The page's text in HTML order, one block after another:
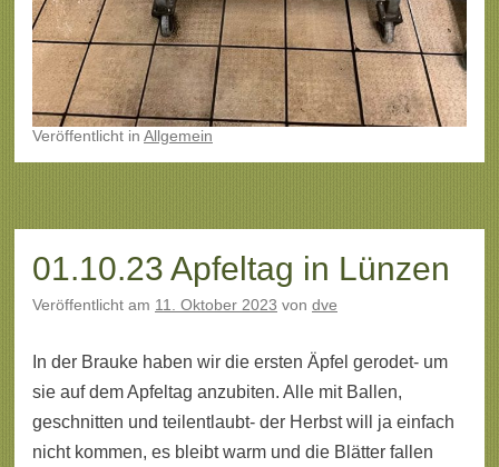
Veröffentlicht in Allgemein
01.10.23 Apfeltag in Lünzen
Veröffentlicht am 11. Oktober 2023 von dve
In der Brauke haben wir die ersten Äpfel gerodet- um
sie auf dem Apfeltag anzubiten. Alle mit Ballen,
geschnitten und teilentlaubt- der Herbst will ja einfach
nicht kommen, es bleibt warm und die Blätter fallen